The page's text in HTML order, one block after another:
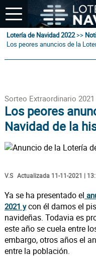
Lotería de Navidad 2022>>
Los peores anuncios de la
Sorteo Extraordinario 2021
Los peores
Navidad de la
V.S Actualizada 11-11-2021 |
Ya se ha presentado el
2021 ycon él damos el
navideñas. Todavia es
este año se cuela entre
embargo, otros años el
entre la población.